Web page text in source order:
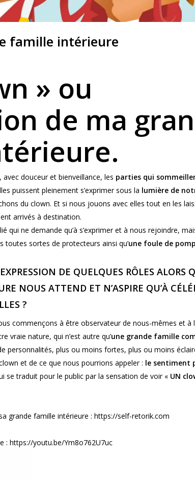
famille intérieure
» ou
de ma
douceur et bienveillance, les parties qui
puissent pleinement s’exprimer sous la lumière de
du clown. Et si nous jouons avec elles tout en les
arrivés à destination.
qui ne demande qu’à s’exprimer et à nous rejoindre,
toutes sortes de protecteurs ainsi qu’une foule de
DE QUELQUES RÔLES ALORS
NOUS ATTEND ET N’ASPIRE QU’À
?
commençons à être observateur de nous-mêmes et à
vraie nature, qui n’est autre qu’une grande famille
personnalités, plus ou moins fortes, plus ou moins
et de ce que nous pourrions appeler : le sentiment
se traduit pour le public par la sensation de voir « UN
grande famille intérieure : https://self-retorik.com
: https://youtu.be/Ym8o762U7uc